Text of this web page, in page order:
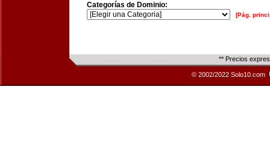
Categorías de Dominio:
[Pág.
** Precios
© 2002/2022 Solo10.com